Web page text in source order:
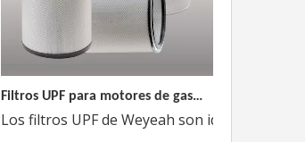
Filtros UPF para motores de gas MWM
Los filtros UPF de Weyeah son ideales para